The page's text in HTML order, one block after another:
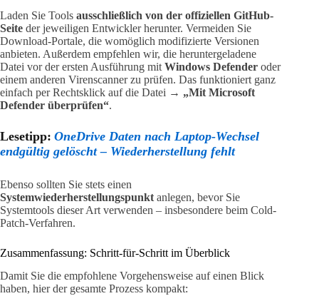
Laden Sie Tools ausschließlich von der offiziellen GitHub-
Seite der jeweiligen Entwickler herunter. Vermeiden Sie
Download-Portale, die womöglich modifizierte Versionen
anbieten. Außerdem empfehlen wir, die heruntergeladene
Datei vor der ersten Ausführung mit Windows Defender oder
einem anderen Virenscanner zu prüfen. Das funktioniert ganz
einfach per Rechtsklick auf die Datei → „Mit Microsoft
Defender überprüfen“.
Lesetipp: OneDrive Daten nach Laptop-Wechsel
endgültig gelöscht – Wiederherstellung fehlt
Ebenso sollten Sie stets einen
Systemwiederherstellungspunkt anlegen, bevor Sie
Systemtools dieser Art verwenden – insbesondere beim Cold-
Patch-Verfahren.
Zusammenfassung: Schritt-für-Schritt im Überblick
Damit Sie die empfohlene Vorgehensweise auf einen Blick
haben, hier der gesamte Prozess kompakt: